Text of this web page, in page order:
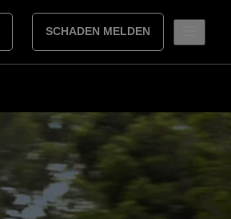
SCHADEN MELDEN